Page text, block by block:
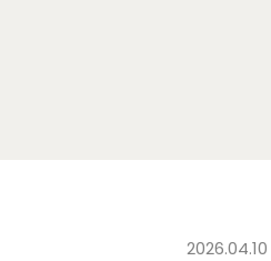
2026.04.10